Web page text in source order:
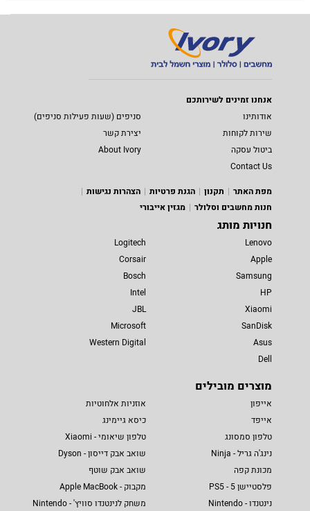
אנחנו זמינים לשירותכם
אודותינו
סניפים (שעות פעילות סניפים)
שירות לקוחות
יצירת קשר
ביטול עסקה
About Ivory
Contact Us
מפת האתר
תקנון הגנת פרטיות
הצהרות נגישות
חנות מחשבים וסלולר
מגזין אייבורי
חנויות מותג
Lenovo
Apple
Samsung
HP
Xiaomi
SanDisk
Asus
Dell
Logitech
Corsair
Bosch
Intel
JBL
Microsoft
Western Digital
מוצרים מובילים
אייפון
אייפד
טלפון סמסונג
נינג'ה גריל - Ninja
מכונת קפה
פלסטיישן 5 - PS5
נינטנדו - Nintendo
אוזניות אלחוטיות
כיסא גיימינג
טלפון שיאומי - Xiaomi
שואב אבק דייסון - Dyson
שואב אבק שוטף
מקבוק - Apple MacBook
משחק לנינטנדו סוויץ' - Nintendo